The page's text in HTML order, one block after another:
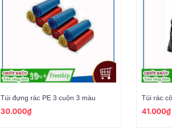
Túi đựng rác PE 3 cuộn 3 màu
30.000₫
Túi rác
41.000₫